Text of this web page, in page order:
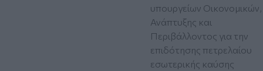
υπουργείων Οικονομικών,
Ανάπτυξης και
Περιβάλλοντος για την
επιδότησης πετρελαίου
εσωτερικής καύσης